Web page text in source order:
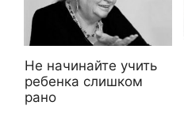
Не начинайте учить
ребенка слишком
рано